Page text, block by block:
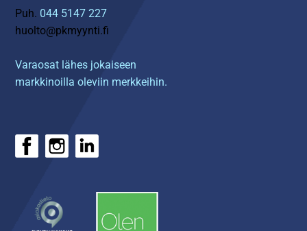
Puh. 044 5147 227
huolto@pkmyynti.fi
Varaosat lähes jokaiseen
markkinoilla oleviin merkkeihin.